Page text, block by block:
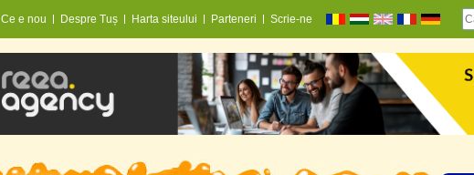
Ce e nou Despre Tuș Harta siteului Parteneri Scrie-ne